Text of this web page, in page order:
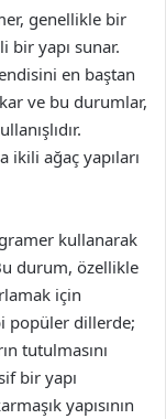
genellikle bir
bir yapı sunar.
en baştan
ve bu durumlar,
ağaç yapıları
kullanarak
durum, özellikle
için
popüler dillerde;
tutulmasını
bir yapı
yapısının